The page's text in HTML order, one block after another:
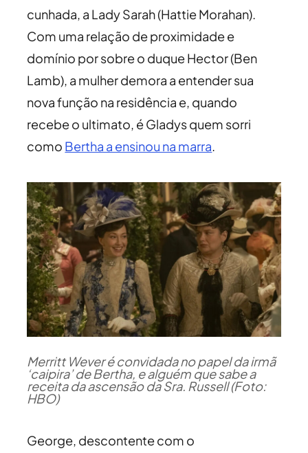
cunhada, a Lady Sarah (Hattie Morahan).
Com uma relação de proximidade e
domínio por sobre o duque Hector (Ben
Lamb), a mulher demora a entender sua
nova função na residência e, quando
recebe o ultimato, é Gladys quem sorri
como Bertha a ensinou na marra.
Merritt Wever é convidada no papel da irmã
‘caipira’ de Bertha, e alguém que sabe a
receita da ascensão da Sra. Russell (Foto:
HBO)
George, descontente com o